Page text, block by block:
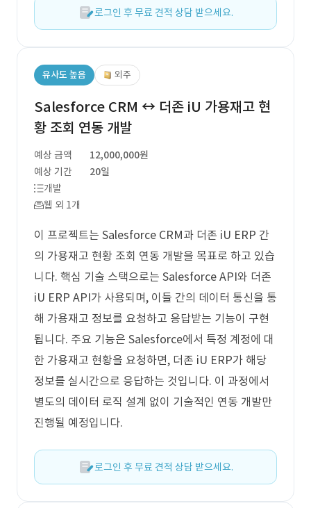
로그인 후 무료 견적 상담 받으세요.
유사도 높음 외주
Salesforce CRM ↔ 더존 iU 가용재고 현
황 조회 연동 개발
예상 금액
12,000,000원
예상 기간
20일
개발
웹 외 1개
이 프로젝트는 Salesforce CRM과 더존 iU ERP 간
의 가용재고 현황 조회 연동 개발을 목표로 하고 있습
니다. 핵심 기술 스택으로는 Salesforce API와 더존
iU ERP API가 사용되며, 이들 간의 데이터 통신을 통
해 가용재고 정보를 요청하고 응답받는 기능이 구현
됩니다. 주요 기능은 Salesforce에서 특정 계정에 대
한 가용재고 현황을 요청하면, 더존 iU ERP가 해당
정보를 실시간으로 응답하는 것입니다. 이 과정에서
별도의 데이터 로직 설계 없이 기술적인 연동 개발만
진행될 예정입니다.
로그인 후 무료 견적 상담 받으세요.